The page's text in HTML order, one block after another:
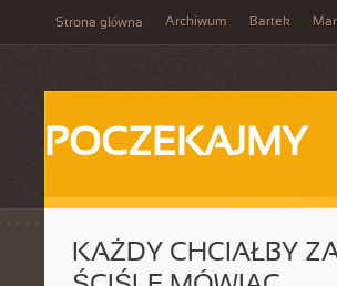
Strona główna Archiwum Bartek
POCZEKAJMY
KAŻDY CHCIAŁBY